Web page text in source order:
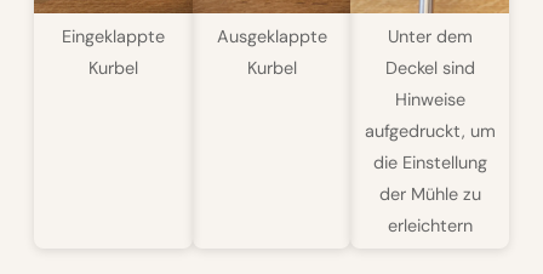
Eingeklappte
Kurbel
Ausgeklappte
Kurbel
Unter dem
Deckel sind
Hinweise
aufgedruckt, um
die Einstellung
der Mühle zu
erleichtern